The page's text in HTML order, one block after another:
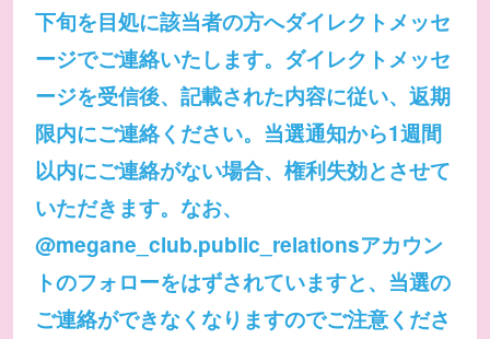
下旬を目処に該当者の方へダイレクトメッセ
ージでご連絡いたします。ダイレクトメッセ
ージを受信後、記載された内容に従い、返期
限内にご連絡ください。当選通知から1週間
以内にご連絡がない場合、権利失効とさせて
いただきます。なお、
@megane_club.public_relationsアカウン
トのフォローをはずされていますと、当選の
ご連絡ができなくなりますのでご注意くださ